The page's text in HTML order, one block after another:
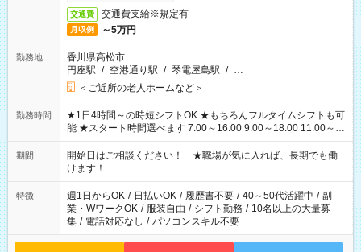
交通費 交通費支給※規定有
月収例 ～5万円
勤務地
香川県高松市
円座駅 / 空港通り駅 / 琴電屋島駅 / …
＜ご近所の老人ホームなど＞
勤務時間
★1日4時間～の時短シフトOK ★もちろんフルタイムシフトも可
能 ★スタート時間選べます 7:00～16:00 9:00～18:00 11:00～
20:00 など 残業なし！ ※Wワークの場合、他のお仕事と合わせ
週40時間超の就業はご案内できません ※法令に基づき、週20時
間以上勤務は社会保険への加入対象となります ※労働者派遣法
（日雇い派遣の原則禁止）により、短時間・短期間の就業はご
案内が難しい場合があります
期間
開始日はご相談ください！ ★職場が気に入れば、長期でも働
けます！
特徴 週1日からOK / 日払いOK / 履歴書不要 / 40～50代活躍中 / 副
業・WワークOK / 服装自由 / シフト勤務 / 10名以上の大量募
集 / 電話対応なし / パソコンスキル不要